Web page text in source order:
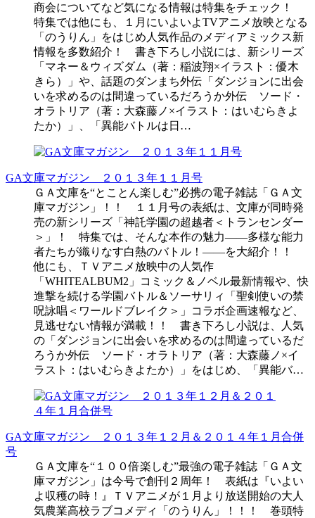
商会についてなど気になる情報は特集をチェック！
特集では他にも、１月にいよいよTVアニメ放映となる
「のうりん」をはじめ人気作品のメディアミックス新
情報を多数紹介！ 書き下ろし小説には、新シリーズ
「マネー＆ウィズダム（著：稲波翔×イラスト：優木
きら）」や、話題のダンまち外伝「ダンジョンに出会
いを求めるのは間違っているだろうか外伝 ソード・
オラトリア（著：大森藤ノ×イラスト：はいむらきよ
たか）」、「異能バトルは日…
GA文庫マガジン ２０１３年１１月号
ＧＡ文庫を“とことん楽しむ”必携の電子雑誌「ＧＡ文
庫マガジン」！！ １１月号の表紙は、文庫が同時発
売の新シリーズ「神託学園の超越者＜トランセンダー
＞」！ 特集では、そんな本作の魅力――多様な能力
者たちが織りなす白熱のバトル！――を大紹介！！
他にも、ＴＶアニメ放映中の人気作
「WHITEALBUM2」コミック＆ノベル最新情報や、快
進撃を続ける学園バトル＆ソーサリィ「聖剣使いの禁
呪詠唱＜ワールドブレイク＞」コラボ企画速報など、
見逃せない情報が満載！！ 書き下ろし小説は、人気
の「ダンジョンに出会いを求めるのは間違っているだ
ろうか外伝 ソード・オラトリア（著：大森藤ノ×イ
ラスト：はいむらきよたか）」をはじめ、「異能バ…
GA文庫マガジン ２０１３年１２月＆２０１４年１月合併
号
ＧＡ文庫を“１００倍楽しむ”最強の電子雑誌「ＧＡ文
庫マガジン」は今号で創刊２周年！ 表紙は『いよい
よ収穫の時！』ＴＶアニメが１月より放送開始の大人
気農業高校ラブコメディ「のうりん」！！！ 巻頭特